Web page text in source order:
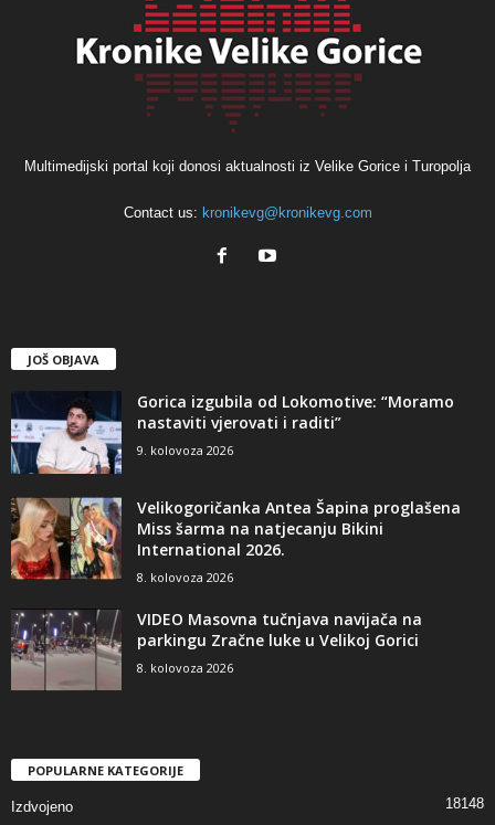
Multimedijski portal koji donosi aktualnosti iz Velike Gorice i Turopolja
Contact us: kronikevg@kronikevg.com
JOŠ OBJAVA
Gorica izgubila od Lokomotive: “Moramo
nastaviti vjerovati i raditi”
9. kolovoza 2026
Velikogoričanka Antea Šapina proglašena
Miss šarma na natjecanju Bikini
International 2026.
8. kolovoza 2026
VIDEO Masovna tučnjava navijača na
parkingu Zračne luke u Velikoj Gorici
8. kolovoza 2026
POPULARNE KATEGORIJE
Izdvojeno 18148